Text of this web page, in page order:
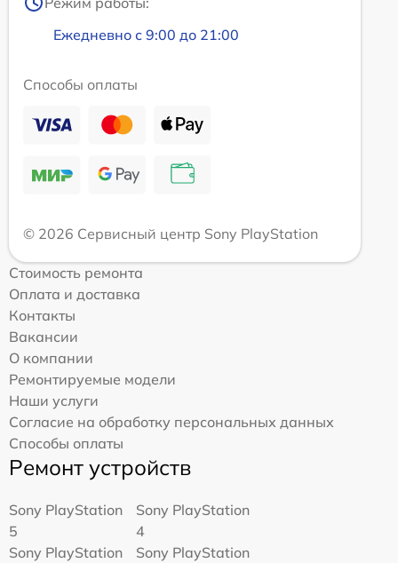
Ежедневно с 9:00 до 21:00
Способы оплаты
© 2026 Сервисный центр Sony PlayStation
Стоимость ремонта
Оплата и доставка
Контакты
Вакансии
О компании
Ремонтируемые модели
Наши услуги
Согласие на обработку персональных данных
Способы оплаты
Ремонт устройств
Sony PlayStation
5
Sony PlayStation
4
Sony PlayStation
Sony PlayStation